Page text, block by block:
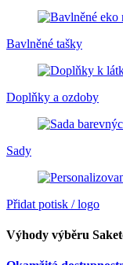
Bavlněné tašky
Doplňky a ozdoby
Sady
Přidat potisk / logo
Výhody výběru